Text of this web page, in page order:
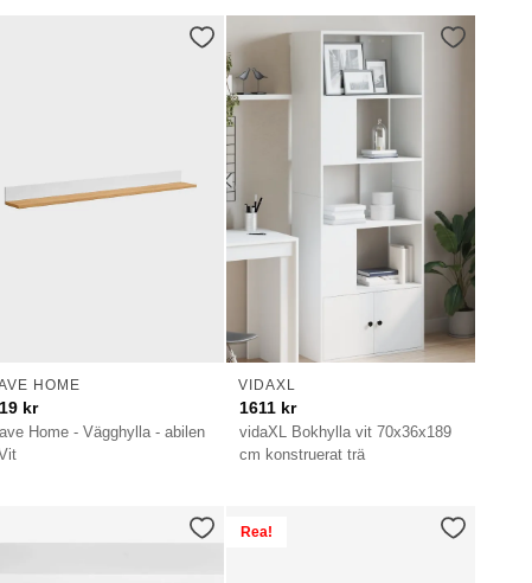
Home - Vägghylla - abilen
HOME
kr
vidaXL Bokhylla vit 70x36x189
cm konstruerat trä
VIDAXL
1611 kr
Rea!